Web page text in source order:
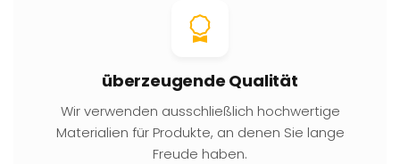
überzeugende Qualität
Wir verwenden ausschließlich hochwertige
Materialien für Produkte, an denen Sie lange
Freude haben.